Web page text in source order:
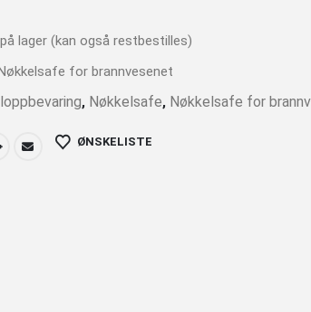
lager (kan også restbestilles)
for brannvesenet
, Nøkkelsafe, Nøkkelsafe for
ØNSKELISTE